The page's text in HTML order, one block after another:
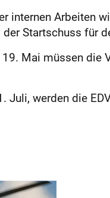
internen Arbeiten
Startschuss für
Mai müssen die
werden die